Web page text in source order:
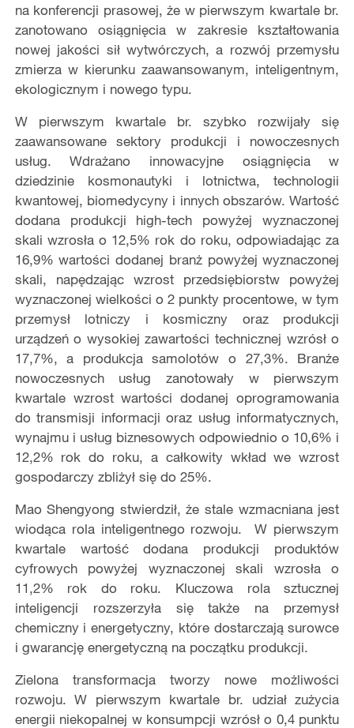
na konferencji prasowej, że w pierwszym kwartale br.
zanotowano osiągnięcia w zakresie kształtowania
nowej jakości sił wytwórczych, a rozwój przemysłu
zmierza w kierunku zaawansowanym, inteligentnym,
ekologicznym i nowego typu.
W pierwszym kwartale br. szybko rozwijały się
zaawansowane sektory produkcji i nowoczesnych
usług. Wdrażano innowacyjne osiągnięcia w
dziedzinie kosmonautyki i lotnictwa, technologii
kwantowej, biomedycyny i innych obszarów. Wartość
dodana produkcji high-tech powyżej wyznaczonej
skali wzrosła o 12,5% rok do roku, odpowiadając za
16,9% wartości dodanej branż powyżej wyznaczonej
skali, napędzając wzrost przedsiębiorstw powyżej
wyznaczonej wielkości o 2 punkty procentowe, w tym
przemysł lotniczy i kosmiczny oraz produkcji
urządzeń o wysokiej zawartości technicznej wzrósł o
17,7%, a produkcja samolotów o 27,3%. Branże
nowoczesnych usług zanotowały w pierwszym
kwartale wzrost wartości dodanej oprogramowania
do transmisji informacji oraz usług informatycznych,
wynajmu i usług biznesowych odpowiednio o 10,6% i
12,2% rok do roku, a całkowity wkład we wzrost
gospodarczy zbliżył się do 25%.
Mao Shengyong stwierdził, że stale wzmacniana jest
wiodąca rola inteligentnego rozwoju. W pierwszym
kwartale wartość dodana produkcji produktów
cyfrowych powyżej wyznaczonej skali wzrosła o
11,2% rok do roku. Kluczowa rola sztucznej
inteligencji rozszerzyła się także na przemysł
chemiczny i energetyczny, które dostarczają surowce
i gwarancję energetyczną na początku produkcji.
Zielona transformacja tworzy nowe możliwości
rozwoju. W pierwszym kwartale br. udział zużycia
energii niekopalnej w konsumpcji wzrósł o 0,4 punktu